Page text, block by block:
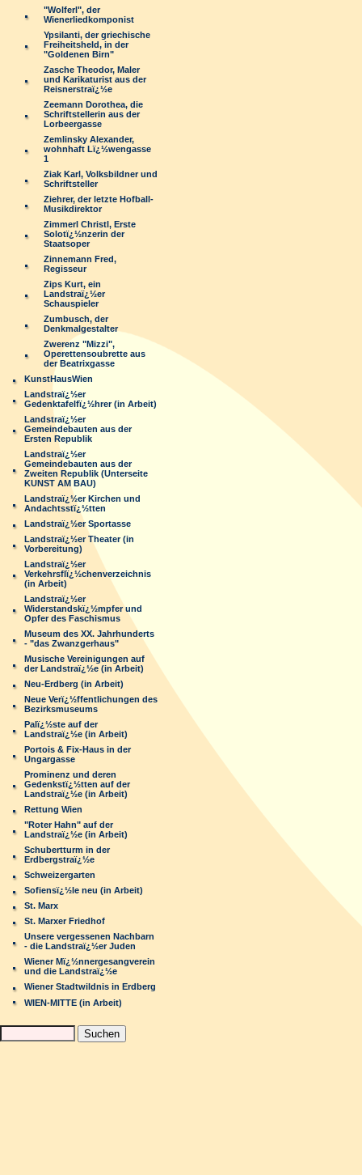
"Wolferl", der
Wienerliedkomponist
Ypsilanti, der griechische
Freiheitsheld, in der
"Goldenen Birn"
Zasche Theodor, Maler
und Karikaturist aus der
Reisnerstraï¿½e
Zeemann Dorothea, die
Schriftstellerin aus der
Lorbeergasse
Zemlinsky Alexander,
wohnhaft Lï¿½wengasse
1
Ziak Karl, Volksbildner und
Schriftsteller
Ziehrer, der letzte Hofball-
Musikdirektor
Zimmerl Christl, Erste
Solotï¿½nzerin der
Staatsoper
Zinnemann Fred,
Regisseur
Zips Kurt, ein
Landstraï¿½er
Schauspieler
Zumbusch, der
Denkmalgestalter
Zwerenz "Mizzi",
Operettensoubrette aus
der Beatrixgasse
KunstHausWien
Landstraï¿½er
Gedenktafelfï¿½hrer (in Arbeit)
Landstraï¿½er
Gemeindebauten aus der
Ersten Republik
Landstraï¿½er
Gemeindebauten aus der
Zweiten Republik (Unterseite
KUNST AM BAU)
Landstraï¿½er Kirchen und
Andachtsstï¿½tten
Landstraï¿½er Sportasse
Landstraï¿½er Theater (in
Vorbereitung)
Landstraï¿½er
Verkehrsflï¿½chenverzeichnis
(in Arbeit)
Landstraï¿½er
Widerstandskï¿½mpfer und
Opfer des Faschismus
Museum des XX. Jahrhunderts
- "das Zwanzgerhaus"
Musische Vereinigungen auf
der Landstraï¿½e (in Arbeit)
Neu-Erdberg (in Arbeit)
Neue Verï¿½ffentlichungen des
Bezirksmuseums
Palï¿½ste auf der
Landstraï¿½e (in Arbeit)
Portois & Fix-Haus in der
Ungargasse
Prominenz und deren
Gedenkstï¿½tten auf der
Landstraï¿½e (in Arbeit)
Rettung Wien
"Roter Hahn" auf der
Landstraï¿½e (in Arbeit)
Schubertturm in der
Erdbergstraï¿½e
Schweizergarten
Sofiensï¿½le neu (in Arbeit)
St. Marx
St. Marxer Friedhof
Unsere vergessenen Nachbarn
- die Landstraï¿½er Juden
Wiener Mï¿½nnergesangverein
und die Landstraï¿½e
Wiener Stadtwildnis in Erdberg
WIEN-MITTE (in Arbeit)